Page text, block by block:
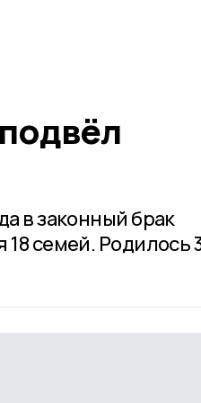
в законный брак
18 семей. Родилось